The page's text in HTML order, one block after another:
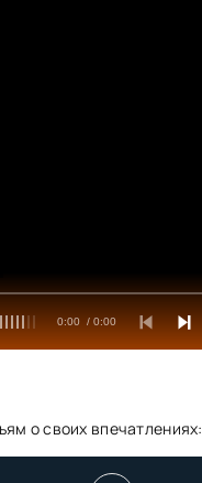
0:00 / 0:00
о своих впечатлениях: